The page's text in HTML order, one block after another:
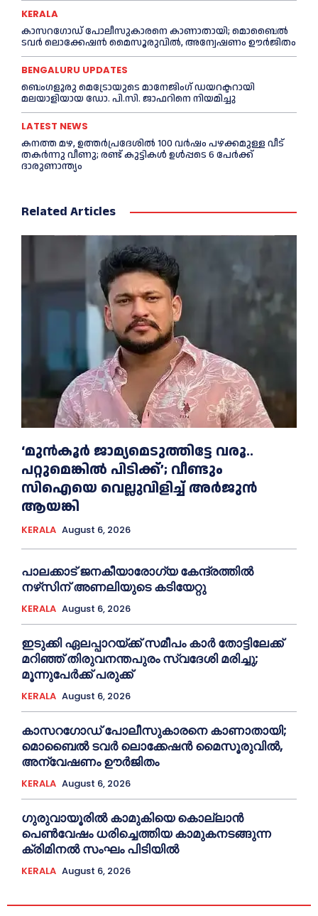
KERALA
കാസറഗോഡ്‌ പോലീസുകാരനെ കാണാതായി; മൊബൈൽ
ടവർ ലൊക്കേഷൻ മൈസൂരുവിൽ, അന്വേഷണം ഊർജിതം
BENGALURU UPDATES
ബെംഗളൂരു മെട്രോയുടെ മാനേജിംഗ് ഡയറക്ടറായി
മലയാളിയായ ഡോ. പി.സി. ജാഫറിനെ നിയമിച്ചു
LATEST NEWS
കനത്ത മഴ, ഉത്തര്‍പ്രദേശില്‍ 100 വർഷം പഴക്കമുള്ള വീട്
തകർന്നു വീണു; രണ്ട് കുട്ടികള്‍ ഉള്‍പ്പടെ 6 പേര്‍ക്ക്
ദാരുണാന്ത്യം
Related Articles
‘മുൻ‌കൂര്‍ ജാമ്യമെടുത്തിട്ടേ വരൂ..
പറ്റുമെങ്കില്‍ പിടിക്ക്’; വീണ്ടും
സിഐയെ വെല്ലുവിളിച്ച്‌ അര്‍ജുന്‍
ആയങ്കി
KERALA August 6, 2026
പാലക്കാട് ജനകീയാരോഗ്യ കേന്ദ്രത്തില്‍
നഴ്‌സിന് അണലിയുടെ കടിയേറ്റു
KERALA August 6, 2026
ഇടുക്കി ഏലപ്പാറയ്ക്ക് സമീപം കാര്‍ തോട്ടിലേക്ക്
മറിഞ്ഞ് തിരുവനന്തപുരം സ്വദേശി മരിച്ചു;
മൂന്നുപേര്‍ക്ക് പരുക്ക്
KERALA August 6, 2026
കാസറഗോഡ്‌ പോലീസുകാരനെ കാണാതായി;
മൊബൈൽ ടവർ ലൊക്കേഷൻ മൈസൂരുവിൽ,
അന്വേഷണം ഊർജിതം
KERALA August 6, 2026
ഗുരുവായൂരില്‍ കാമുകിയെ കൊല്ലാൻ
പെണ്‍വേഷം ധരിച്ചെത്തിയ കാമുകനടങ്ങുന്ന
ക്രിമിനൽ സംഘം പിടിയില്‍
KERALA August 6, 2026